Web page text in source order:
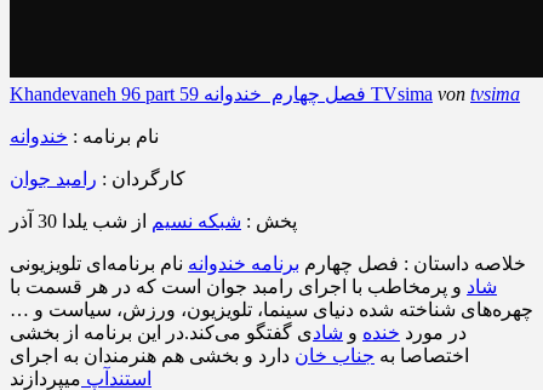
Khandevaneh 96 part 59 فصل چهارم خندوانه TVsima von tvsima
نام برنامه : خندوانه
کارگردان : رامبد جوان
پخش : شبکه نسیم از شب یلدا 30 آذر
خلاصه داستان : فصل چهارم برنامه خندوانه نام برنامه‌ای تلویزیونی
شاد و پرمخاطب با اجرای رامبد جوان است که در هر قسمت با
چهره‌های شناخته شده دنیای سینما، تلویزیون، ورزش، سیاست و …
در مورد خنده و شادی گفتگو می‌کند.در این برنامه از بخشی
اختصاصا به جناب خان دارد و بخشی هم هنرمندان به اجرای
استندآپ میپردازند